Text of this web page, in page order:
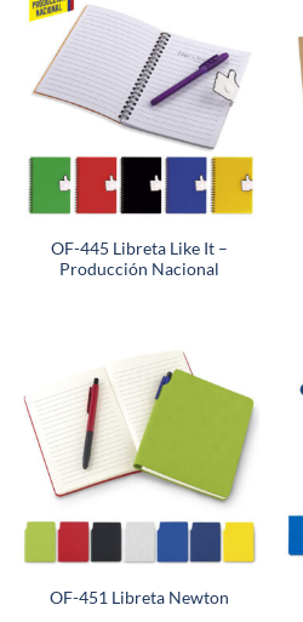
OF-445 Libreta Like It –
Producción Nacional
OF-451 Libreta Newton